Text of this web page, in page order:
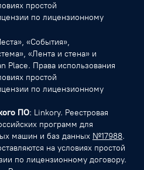
простой
по лицензионному
«События»,
«Лента и стена» и
Place. Права использования
простой
по лицензионному
ПО: Linkory. Реестровая
программ для
машин и баз данных №17988.
на условиях простой
по лицензионному договору.